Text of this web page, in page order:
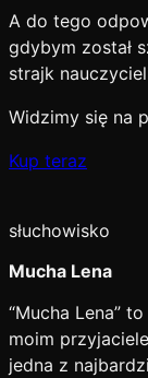
A do tego
gdybym został
strajk
Widzimy się na
Kup teraz
słuchowisko
Mucha Lena
“Mucha Lena”
moim
jedna z